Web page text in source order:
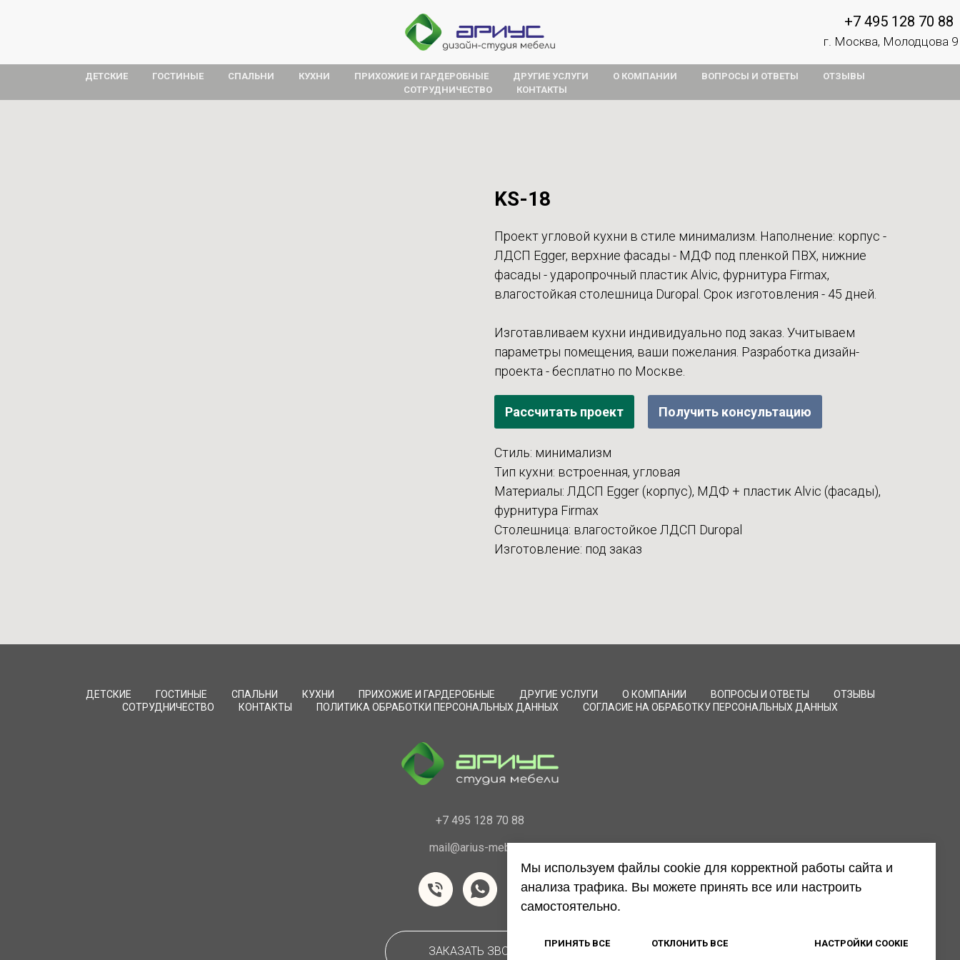
+7 495 128 70 88
г. Москва, Молодцова 9
ДЕТСКИЕ ГОСТИНЫЕ СПАЛЬНИ КУХНИ ПРИХОЖИЕ И ГАРДЕРОБНЫЕ ДРУГИЕ УСЛУГИ О КОМПАНИИ ВОПРОСЫ И ОТВЕТЫ
ОТЗЫВЫ
СОТРУДНИЧЕСТВО
КОНТАКТЫ
KS-18
Проект угловой кухни в стиле минимализм. Наполнение: корпус -
ЛДСП Egger, верхние фасады - МДФ под пленкой ПВХ, нижние
фасады - ударопрочный пластик Alvic, фурнитура Firmax,
влагостойкая столешница Duropal. Срок изготовления - 45 дней.
Изготавливаем кухни индивидуально под заказ. Учитываем
параметры помещения, ваши пожелания. Разработка дизайн-
проекта - бесплатно по Москве.
Рассчитать проект Получить консультацию
Стиль: минимализм
Тип кухни: встроенная, угловая
Материалы: ЛДСП Egger (корпус), МДФ + пластик Alvic (фасады),
фурнитура Firmax
Столешница: влагостойкое ЛДСП Duropal
Изготовление: под заказ
ДЕТСКИЕ ГОСТИНЫЕ СПАЛЬНИ КУХНИ ПРИХОЖИЕ И ГАРДЕРОБНЫЕ ДРУГИЕ УСЛУГИ О КОМПАНИИ ВОПРОСЫ И ОТВЕТЫ
ОТЗЫВЫ
СОТРУДНИЧЕСТВО
КОНТАКТЫ ПОЛИТИКА ОБРАБОТКИ ПЕРСОНАЛЬНЫХ ДАННЫХ СОГЛАСИЕ НА ОБРАБОТКУ ПЕРСОНАЛЬНЫХ ДАННЫХ
+7 495 128 70 88
mail@arius-mebel.ru
ЗАКАЗАТЬ ЗВОНОК
Мы используем файлы cookie для корректной работы сайта и
анализа трафика. Вы можете принять все или настроить
самостоятельно.
ПРИНЯТЬ ВСЕ ОТКЛОНИТЬ ВСЕ НАСТРОЙКИ COOKIE